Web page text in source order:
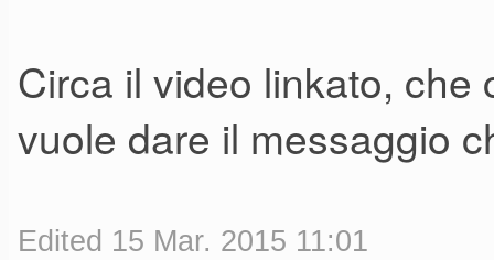
Circa il video linkato,
vuole dare il messaggio
Edited 15 Mar. 2015 11:01